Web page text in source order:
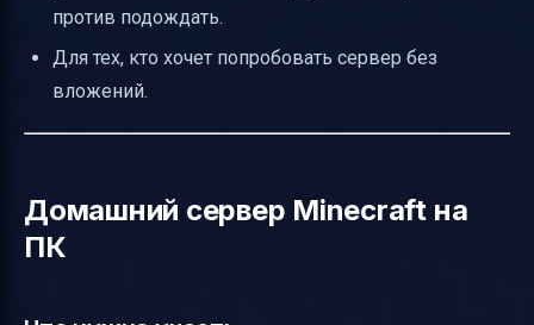
против подождать.
Для тех, кто хочет попробовать сервер без
вложений.
Домашний сервер Minecraft на
ПК